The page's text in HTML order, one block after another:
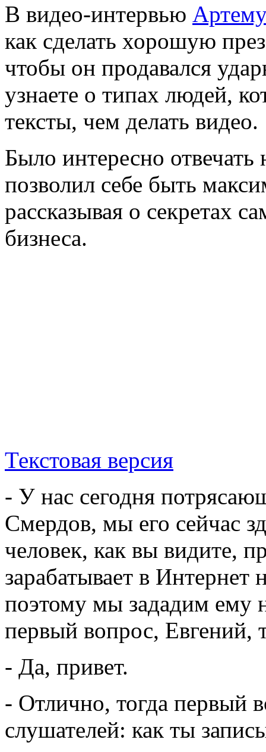
В видео-интервью
как сделать хорошую
чтобы он продавался
узнаете о типах людей,
тексты, чем делать видео.
Было интересно
позволил себе быть
рассказывая о секретах
бизнеса.
Текстовая версия
- У нас сегодня
Смердов, мы его сейчас
человек, как вы видите,
зарабатывает в
поэтому мы зададим ему
первый вопрос, Евгений,
- Да, привет.
- Отлично, тогда первый
слушателей: как ты